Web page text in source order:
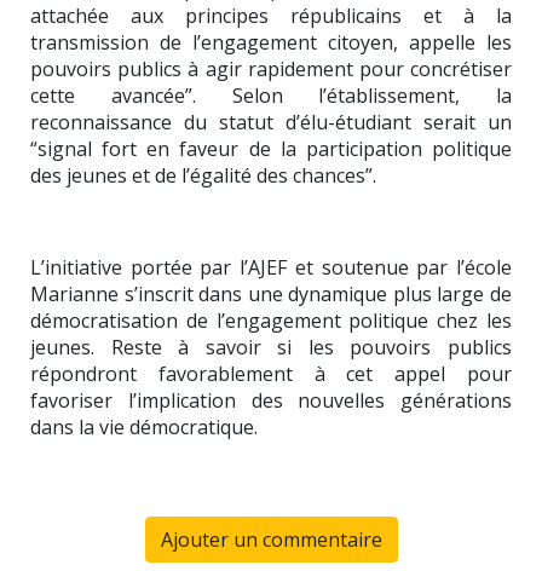
attachée aux principes républicains et à la
transmission de l’engagement citoyen, appelle les
pouvoirs publics à agir rapidement pour concrétiser
cette avancée”. Selon l’établissement, la
reconnaissance du statut d’élu-étudiant serait un
“signal fort en faveur de la participation politique
des jeunes et de l’égalité des chances”.
L’initiative portée par l’AJEF et soutenue par l’école
Marianne s’inscrit dans une dynamique plus large de
démocratisation de l’engagement politique chez les
jeunes. Reste à savoir si les pouvoirs publics
répondront favorablement à cet appel pour
favoriser l’implication des nouvelles générations
dans la vie démocratique.
Ajouter un commentaire